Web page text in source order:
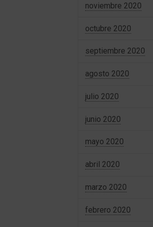
noviembre 2020
octubre 2020
septiembre 2020
agosto 2020
julio 2020
junio 2020
mayo 2020
abril 2020
marzo 2020
febrero 2020